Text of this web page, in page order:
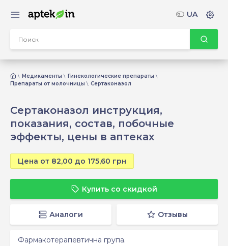
Медикаменты
Гинекологические препараты
Препараты от молочницы
Сертаконазол
Сертаконазол инструкция,
показания, состав, побочные
эффекты, цены в аптеках
Цена от 82,00 до 175,60 грн
Купить со скидкой
Аналоги Отзывы
Фармакотерапевтична група.
UA